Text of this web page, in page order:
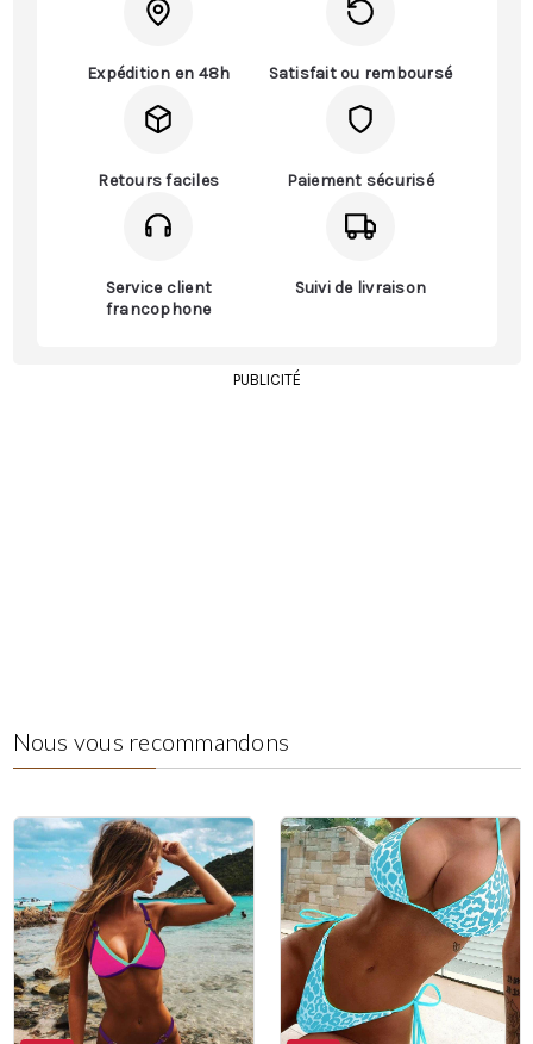
Expédition en 48h Satisfait ou remboursé
Retours faciles Paiement sécurisé
Service client
francophone
Suivi de livraison
PUBLICITÉ
Nous vous recommandons